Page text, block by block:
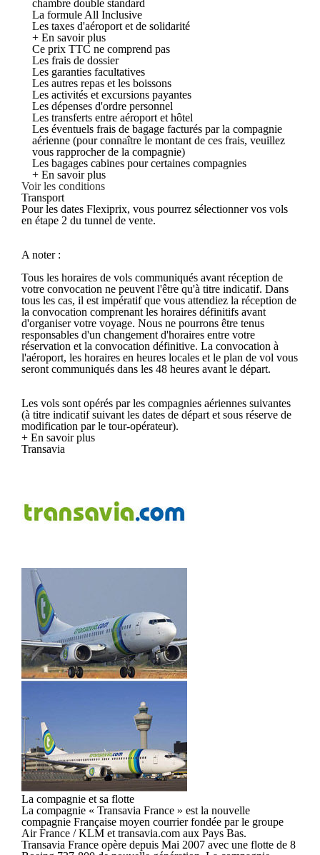
chambre double standard
La formule All Inclusive
Les taxes d'aéroport et de solidarité
+ En savoir plus
Ce prix TTC ne comprend pas
Les frais de dossier
Les garanties facultatives
Les autres repas et les boissons
Les activités et excursions payantes
Les dépenses d'ordre personnel
Les transferts entre aéroport et hôtel
Les éventuels frais de bagage facturés par la compagnie
aérienne (pour connaître le montant de ces frais, veuillez
vous rapprocher de la compagnie)
Les bagages cabines pour certaines compagnies
+ En savoir plus
Voir les conditions
Transport
Pour les dates Flexiprix, vous pourrez sélectionner vos vols
en étape 2 du tunnel de vente.
A noter :
Tous les horaires de vols communiqués avant réception de
votre convocation ne peuvent l'être qu'à titre indicatif. Dans
tous les cas, il est impératif que vous attendiez la réception de
la convocation comprenant les horaires définitifs avant
d'organiser votre voyage. Nous ne pourrons être tenus
responsables d'un changement d'horaires entre votre
réservation et la convocation définitive. La convocation à
l'aéroport, les horaires en heures locales et le plan de vol vous
seront communiqués dans les 48 heures avant le départ.
Les vols sont opérés par les compagnies aériennes suivantes
(à titre indicatif suivant les dates de départ et sous réserve de
modification par le tour-opérateur).
+ En savoir plus
Transavia
La compagnie et sa flotte
La compagnie « Transavia France » est la nouvelle
compagnie Française moyen courrier fondée par le groupe
Air France / KLM et transavia.com aux Pays Bas.
Transavia France opère depuis Mai 2007 avec une flotte de 8